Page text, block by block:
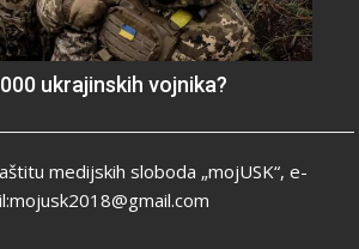
ukrajinskih vojnika?
medijskih sloboda „mojUSK“, e-